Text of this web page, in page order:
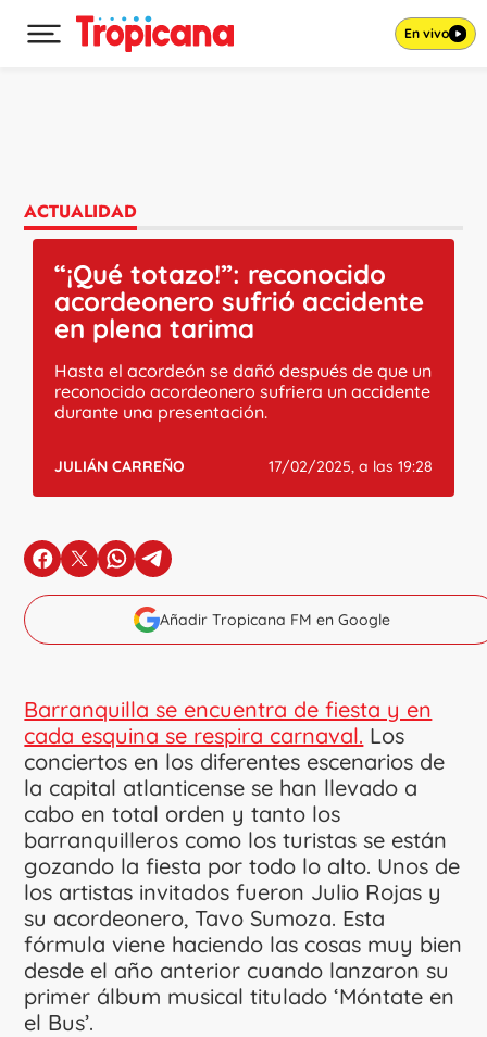
Desplegar menú principal En vivo
ACTUALIDAD
“¡Qué totazo!”: reconocido
acordeonero sufrió accidente
en plena tarima
Hasta el acordeón se dañó después de que un
reconocido acordeonero sufriera un accidente
durante una presentación.
JULIÁN CARREÑO 17/02/2025, a las 19:28
en Facebook
en Xen Whatsapp
en Telegram
Añadir Tropicana FM en Google
Barranquilla se encuentra de fiesta y en
cada esquina se respira carnaval. Los
conciertos en los diferentes escenarios de
la capital atlanticense se han llevado a
cabo en total orden y tanto los
barranquilleros como los turistas se están
gozando la fiesta por todo lo alto. Unos de
los artistas invitados fueron Julio Rojas y
su acordeonero, Tavo Sumoza. Esta
fórmula viene haciendo las cosas muy bien
desde el año anterior cuando lanzaron su
primer álbum musical titulado ‘Móntate en
el Bus’.